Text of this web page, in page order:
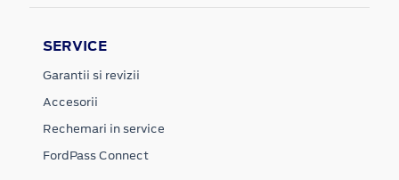
SERVICE
Garantii si revizii
Accesorii
Rechemari in service
FordPass Connect